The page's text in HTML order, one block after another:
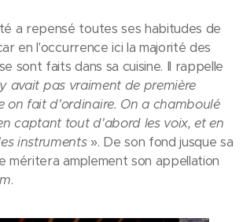
a repensé toutes ses habitudes de
en l'occurrence ici la majorité des
sont faits dans sa cuisine. Il rappelle
avait pas vraiment de première
on fait d'ordinaire. On a chamboulé
captant tout d'abord les voix, et en
instruments». De son fond jusque sa
méritera amplement son appellation
.